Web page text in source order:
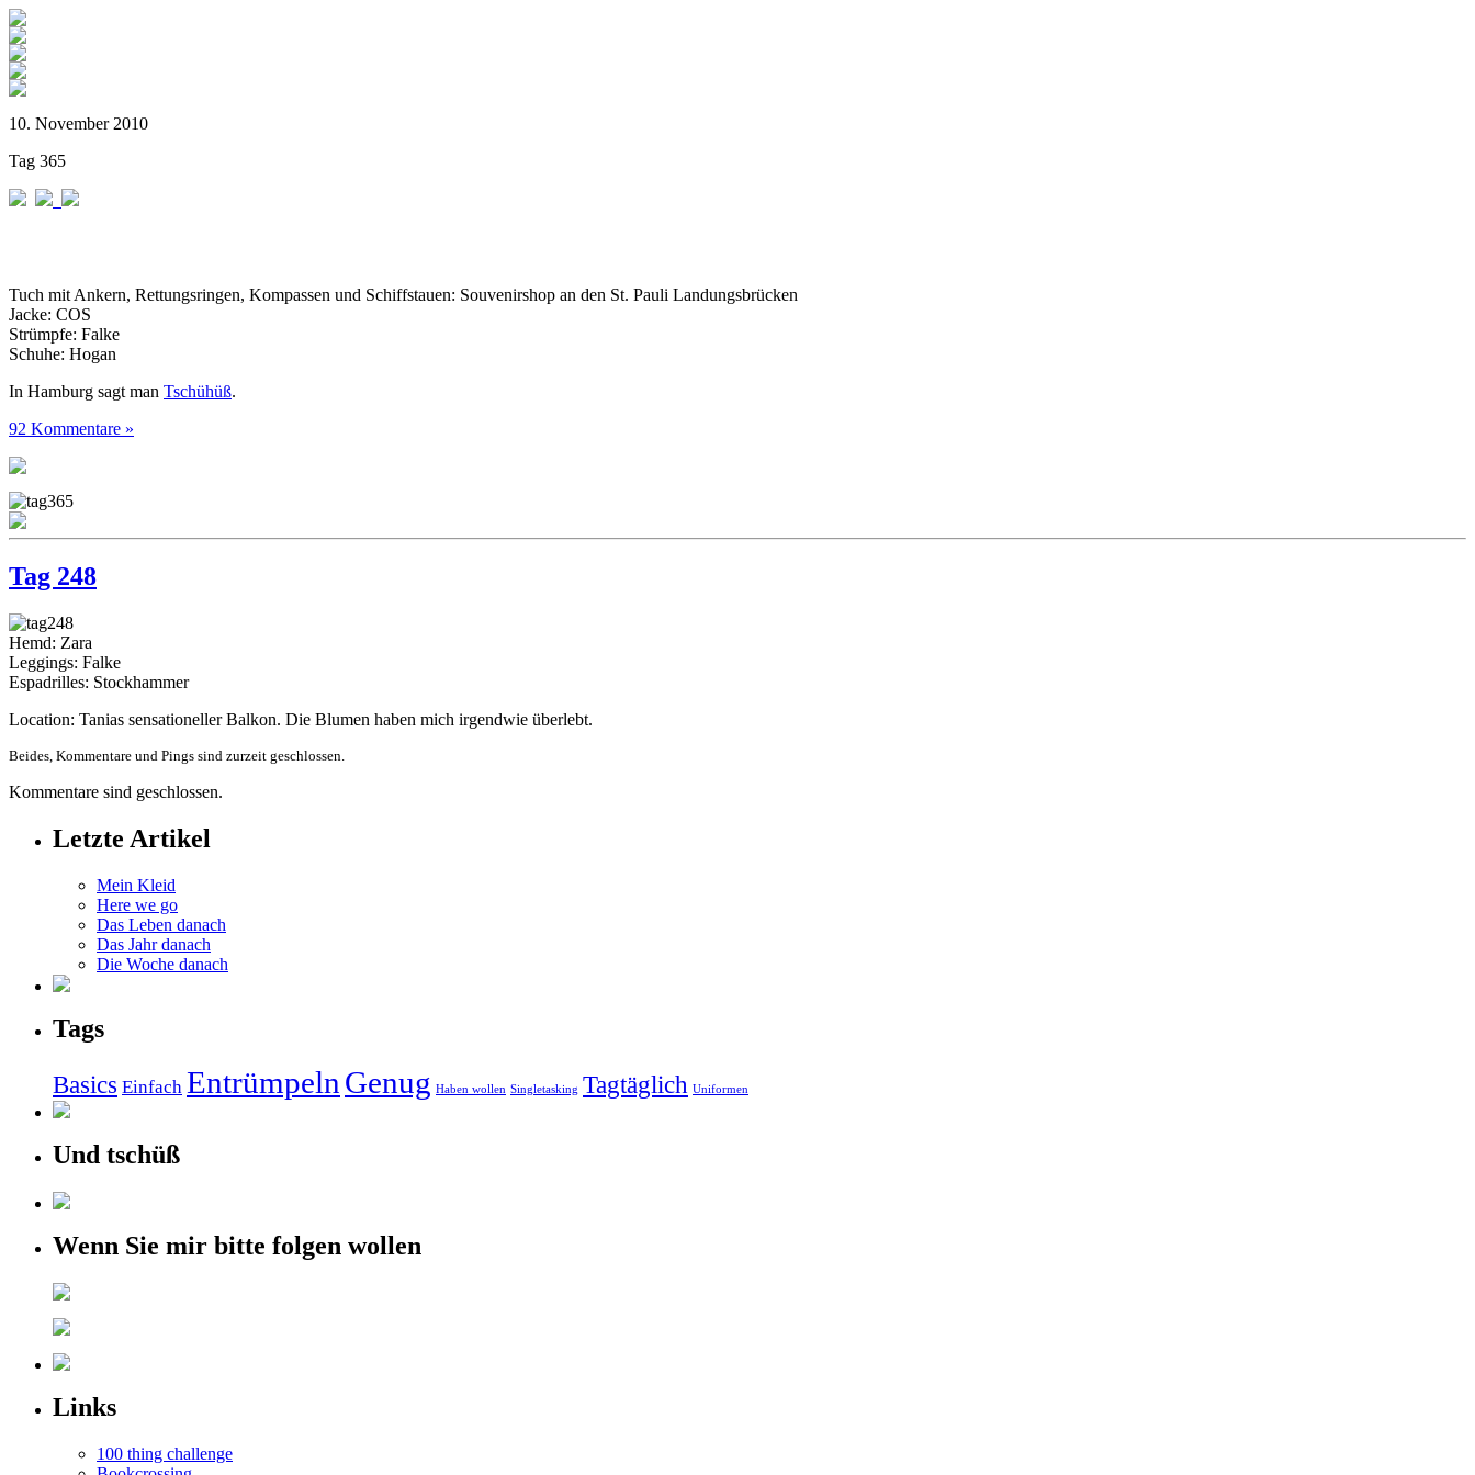
10. November 2010
Tag 365
Tuch mit Ankern, Rettungsringen, Kompassen und Schiffstauen: Souvenirshop an den St. Pauli Landungsbrücken
Jacke: COS
Strümpfe: Falke
Schuhe: Hogan
In Hamburg sagt man Tschühüß.
92 Kommentare »
Tag 248
Hemd: Zara
Leggings: Falke
Espadrilles: Stockhammer
Location: Tanias sensationeller Balkon. Die Blumen haben mich irgendwie überlebt.
Beides, Kommentare und Pings sind zurzeit geschlossen.
Kommentare sind geschlossen.
Letzte Artikel
Mein Kleid
Here we go
Das Leben danach
Das Jahr danach
Die Woche danach
Tags
Basics Einfach EntrümpelnGenug Haben wollen Singletasking Tagtäglich Uniformen
Und tschüß
Wenn Sie mir bitte folgen wollen
Links
100 thing challenge